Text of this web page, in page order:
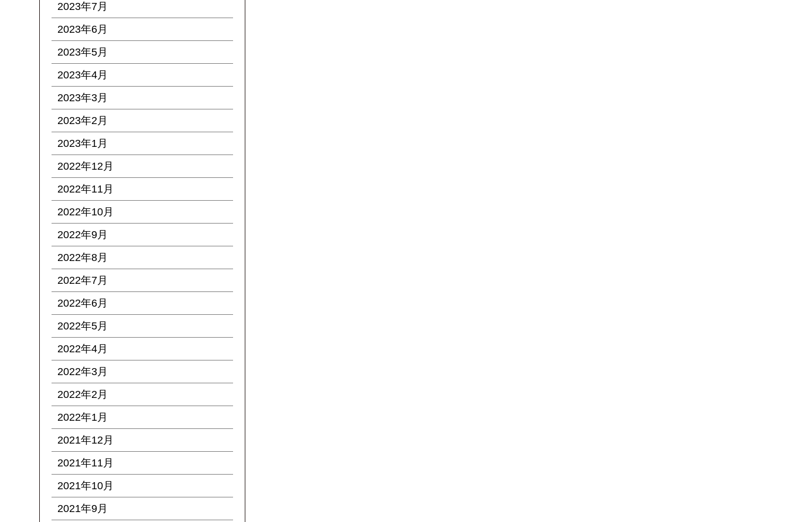
2023年7月
2023年6月
2023年5月
2023年4月
2023年3月
2023年2月
2023年1月
2022年12月
2022年11月
2022年10月
2022年9月
2022年8月
2022年7月
2022年6月
2022年5月
2022年4月
2022年3月
2022年2月
2022年1月
2021年12月
2021年11月
2021年10月
2021年9月